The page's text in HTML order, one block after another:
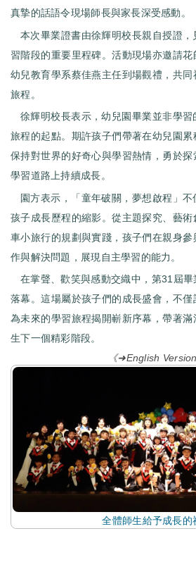
真摯的話語令現場師長與家長深受感動。
本次畢業證書由徐輝明校長親自授證
習階段的重要里程碑。活動現場亦邀請
幼兒教育學系蔡佳燕主任到場觀禮，共
旅程。
徐輝明校長表示，幼兒園畢業並非學
旅程的起點。期許孩子們帶著在幼兒園累
保持對世界的好奇心與學習熱情，勇於
學習道路上持續成長。
園方表示，「童年破關，夢想啟程」
孩子成長歷程的縮影。從主題探究、藝
車小旅行的規劃與實踐，孩子們在親身
作與解決問題，展現自主學習的能力。
在掌聲、歡笑與感動交織中，第31屆
落幕。這場屬於孩子們的成長盛會，不
為未來的學習旅程揭開嶄新序幕，帶著
生下一個精彩階段。
《➜English Version
全體師生給予成長的